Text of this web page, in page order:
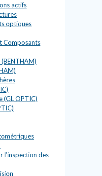
actifs
optiques
Composants
(GL OPTIC)
l’inspection des